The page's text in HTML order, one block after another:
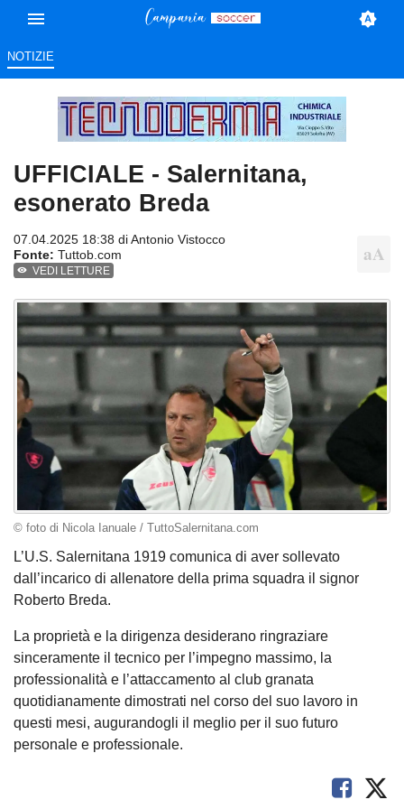
NOTIZIE
UFFICIALE - Salernitana,
esonerato Breda
07.04.2025 18:38 diAntonio Vistocco
Fonte: Tuttob.com
VEDI LETTURE
© foto di Nicola Ianuale / TuttoSalernitana.com
L’U.S. Salernitana 1919 comunica di aver sollevato
dall’incarico di allenatore della prima squadra il signor
Roberto Breda.
La proprietà e la dirigenza desiderano ringraziare
sinceramente il tecnico per l’impegno massimo, la
professionalità e l’attaccamento al club granata
quotidianamente dimostrati nel corso del suo lavoro in
questi mesi, augurandogli il meglio per il suo futuro
personale e professionale.